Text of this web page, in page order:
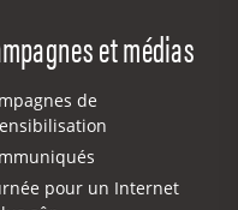
et médias
de
pour un Internet